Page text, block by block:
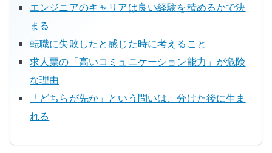
エンジニアのキャリアは良い経験を積めるかで決
まる
転職に失敗したと感じた時に考えること
求人票の「高いコミュニケーション能力」が危険
な理由
「どちらが先か」という問いは、分けた後に生ま
れる